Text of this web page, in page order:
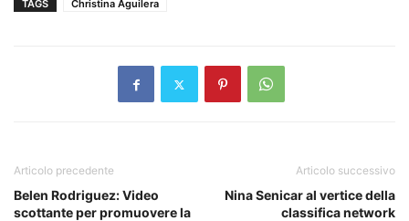
TAGS Christina Aguilera
Articolo precedente
Belen Rodriguez: Video
scottante per promuovere la
Articolo successivo
Nina Senicar al vertice della
classifica network